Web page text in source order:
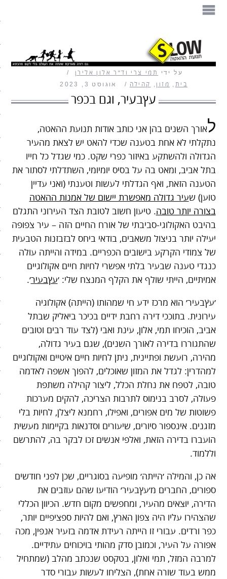
תנועת ההאטה
בית
עיצוב
חיים ופנאי
תיירות
בריאות
קהילה
פוליטיקה
תחבורה
טורים
101 דרכים להאט את החיים
צעדים ראשונים בסלואו פוד
המינימליסטים
סיפורי האטה
להיות מגניבים בשקל תשעים
קיצור תולדות הזמן
קמפיינים
על ידי
תמי צרי וד״ר אלון אלירן
בית , מזון, קהילה אוגוסט 3, 2023
עץבעיר, וגם בכפר
לאורך השנים בהן אני כותב אודות תנועת ההאטה,
נתקלתי לא אחת בטענה שכדי להאט יש לצאת מהעיר
הגדולה ולהשתקע באיזור כפרי שקט. כמי שגדל כל חייו
בתל אביב, ומאט בה על בסיס יומיומי, השתדלתי לסתור את
הטענה הזאת, ואף הגדלתי לעשות וטענתי (ואני עדיין
טוען) שעיר גדולה מאפשרת יישום של אמנות ההאטה
בצורה יותר טובה. טיעון חשוב לטובת הצד העירוני התגלם
בהיבט האקולוגי-סביבתי של אורח החיים הזה – עיר צפופה
יעילה יותר בניצול משאבים, בודאי ביחס לבזבזנות הטבעית
של צמודי הקרקע בישובים הכפריים. במידה והייתה עולה
כנגדי טענה שבעיר בלתי אפשרי לחיות חיים אקולוגיים
אמיתיים, הייתי שולף את הקלף המנצח שלי: ׳עץבעיר׳.
׳עץבעיר׳ הוא מרכז ידע חי שמהותו (הייתה) אקולוגיה
עירונית. בתוככי דירה רחבת ידיים בכיכר ביאליק שבתל
אביב, הוכיחו תמי, אלון, עינת ואבי (לצד עוד רבים וטובים
שהתגוררו בדירה לאורך השנים), שגם בעיר גדולה,
מהירה, רועשת ופתיינית, ניתן לחיות חיים איטיים ואקולוגיים
למהדרין: לגדל את המזון שאוכלים, להפוך אשפה לאדמה
טובה, לטפח את נחלת הכלל, ליצור קהילה משתפת
פעולה, לסרב בנימוס לתרבות הצריכה, להקים מערכות
פשוטות של מים אפורים, ואפילו, רחמנא ליצלן, לחיות בלי
מזגנים. אינספור סיורים, שיעורים וסדנאות בקיימות מעשית
הועברו בדירה הזאת, ואלפי אנשים זכו לבקר בה, להתרשם
וללמוד.
אה כן, והמילה ׳הייתה׳ מופיעה בסוגריים, שכן לפני חודשים
ספורים, החברים מ׳עץבעיר׳ הודיעו שהם עוזבים את
הדירה, יוצאים מהעיר, ומחפשים מקום חדש. הכיוון הכללי
שהצהירו עליו היה צפון הארץ, ואם להיות ספציפיים יותר,
כפר ורדים. עבורי זו הייתה רעידת אדמה בזעיר אנפין, מכה
אפורה על העיר, וכמובן סדק מהותי בויכוחים עתידיים.
למרבה המזל, תמי ואלון, בטקסט שנכתב מהלב (שמתחיל
ממש בעוד שורה אחת), הצליחו לעשות עבורי סדר